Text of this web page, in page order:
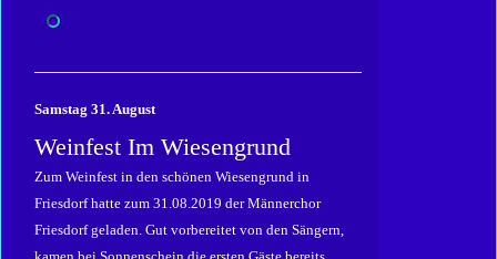
Samstag 31. August
Weinfest Im Wiesengrund
Zum Weinfest in den schönen Wiesengrund in
Friesdorf hatte zum 31.08.2019 der Männerchor
Friesdorf geladen. Gut vorbereitet von den Sängern,